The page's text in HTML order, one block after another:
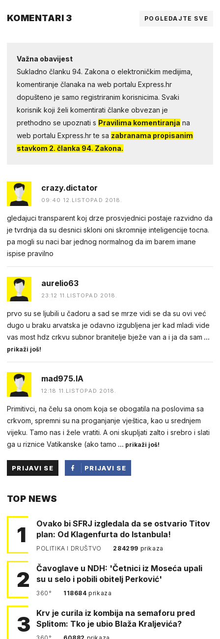
KOMENTARI 3 POGLEDAJTE SVE
Važna obavijest
Sukladno članku 94. Zakona o elektroničkim medijima,
komentiranje članaka na web portalu Express.hr
dopušteno je samo registriranim korisnicima. Svaki
korisnik koji želi komentirati članke obvezan je
prethodno se upoznati s Pravilima komentiranja na
web portalu Express.hr te sa zabranama propisanim
stavkom 2. članka 94. Zakona.
crazy.dictator
09:40 12.LISTOPAD 2018.
gledajuci transparent koj drze prosvjednici postaje razvidno da
je tvrdnja da su desnici skloni oni skromnije inteligencije tocna.
pa mogli su naci bar jednog normalnog da im barem imane
ispise pravilno
aurelio63
23:12 11.LISTOPAD 2018.
prvo su se ljubili u čadoru a sad se mrze vidi se da su ovi već
dugo u braku arvatska je odavno izgubljena jer kad mladi vide
vas most hdz crkvu subnor branitelje bježe van a i ja da sam ...
prikaži još!
mad975.IA
12:18 11.LISTOPAD 2018.
Primitivci, na čelu sa onom koja se obogatila na poslovima sa
crkvom, spremni su na proganjanje vještica, kao u srednjem
vijeku. Tamo nas i žele vratiti. A oni skupljati zalto i srebro i slati
ga u riznice Vatikanske (ako tamo ... prikaži još!
PRIJAVI SE
PRIJAVI SE
TOP NEWS
1
Ovako bi SFRJ izgledala da se ostvario Titov
plan: Od Klagenfurta do Istanbula!
POLITIKA I DRUŠTVO 284299 prikaza
2
Čavoglave u NDH: 'Četnici iz Moseća upali
su u selo i pobili obitelj Perković'
360° 118684prikaza
3
Krv je curila iz kombija na semaforu pred
Splitom: Tko je ubio Blaža Kraljevića?